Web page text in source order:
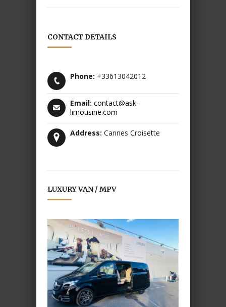
CONTACT DETAILS
Phone: +33613042012
Email: contact@ask-
limousine.com
Address: Cannes Croisette
LUXURY VAN / MPV